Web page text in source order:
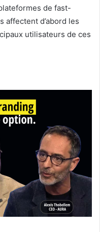
de fast-
affectent d’abord les
utilisateurs de ces